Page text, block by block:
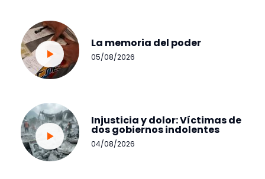
La memoria del poder
05/08/2026
Injusticia y dolor: Víctimas de
dos gobiernos indolentes
04/08/2026